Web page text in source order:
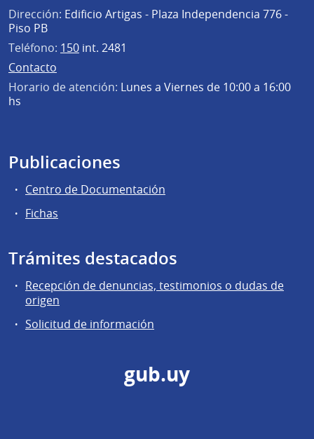
Dirección: Edificio Artigas - Plaza Independencia 776 -
Piso PB
Teléfono: 150 int. 2481
Contacto
Horario de atención: Lunes a Viernes de 10:00 a 16:00
hs
Publicaciones
Centro de Documentación
Fichas
Trámites destacados
Recepción de denuncias, testimonios o dudas de
origen
Solicitud de información
gub.uy